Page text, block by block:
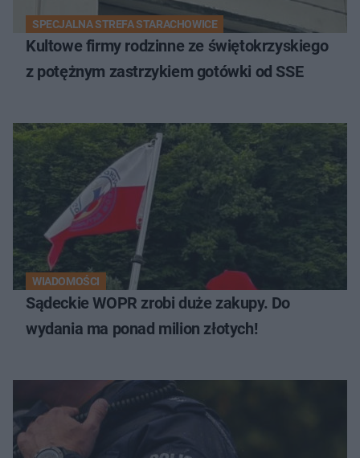
SPECJALNA STREFA STARACHOWICE
Kultowe firmy rodzinne ze świętokrzyskiego
z potężnym zastrzykiem gotówki od SSE
WIADOMOŚCI
Sądeckie WOPR zrobi duże zakupy. Do
wydania ma ponad milion złotych!